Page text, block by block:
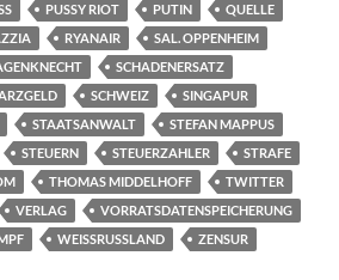
PUSSY RIOT PUTIN
QUELLE
RYANAIR
SAL. OPPENHEIM
SCHADENERSATZ
SCHWEIZ
SINGAPUR
STAATSANWALT
STEFAN MAPPUS
STEUERN STEUERZAHLER
STRAFE
THOMAS MIDDELHOFF
TWITTER
VERLAG
VORRATSDATENSPEICHERUNG
WEISSRUSSLAND ZENSUR